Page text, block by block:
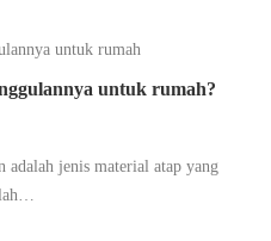
untuk rumah?
jenis material atap yang